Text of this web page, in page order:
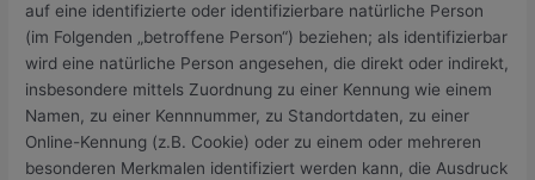
auf eine identifizierte oder identifizierbare natürliche Person
(im Folgenden „betroffene Person“) beziehen; als identifizierbar
wird eine natürliche Person angesehen, die direkt oder indirekt,
insbesondere mittels Zuordnung zu einer Kennung wie einem
Namen, zu einer Kennnummer, zu Standortdaten, zu einer
Online-Kennung (z.B. Cookie) oder zu einem oder mehreren
besonderen Merkmalen identifiziert werden kann, die Ausdruck